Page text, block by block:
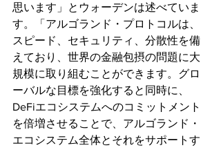
思います」とウォーデンは述べていま
す。「アルゴランド・プロトコルは、
スピード、セキュリティ、分散性を備
えており、世界の金融包摂の問題に大
規模に取り組むことができます。グロ
ーバルな目標を強化すると同時に、
DeFiエコシステムへのコミットメント
を倍増させることで、アルゴランド・
エコシステム全体とそれをサポートす